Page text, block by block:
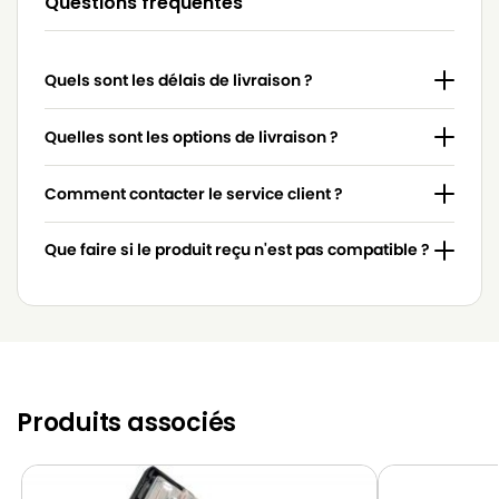
MIELE
MIELE 4854915
MIELE
MIELE 7253830
MIELE
MIELE 7736191
MIELE
MIELE 9442600
MIELE
MIELE ACCU NOVA
MIELE
MIELE ACTIVE HEPA
MIELE
MIELE ACTIVE HEPA S578
MIELE
MIELE ACTIVE MEDICAL
Quels sont les délais de livraison ?
Quelles sont les options de livraison ?
Comment contacter le service client ?
Que faire si le produit reçu n'est pas compatible ?
Produits associés